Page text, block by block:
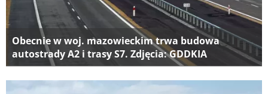
Obecnie w woj. mazowieckim trwa budowa
autostrady A2 i trasy S7. Zdjęcia: GDDKIA